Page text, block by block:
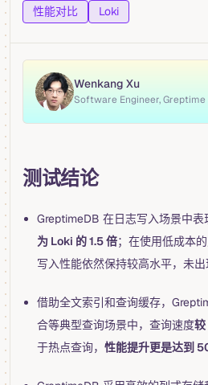
性能对比 Loki
Wenkang Xu
Software Engineer, Greptime
测试结论
GreptimeDB 在日志写入场景中表
为 Loki 的 1.5 倍；在使用低成本
写入性能依然保持较高水平，未出
借助全文索引和查询缓存，
合等典型查询场景中，查询速度较
于热点查询， 性能提升更是达到